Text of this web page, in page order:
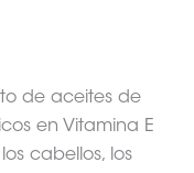
de aceites de
en Vitamina E
cabellos, los